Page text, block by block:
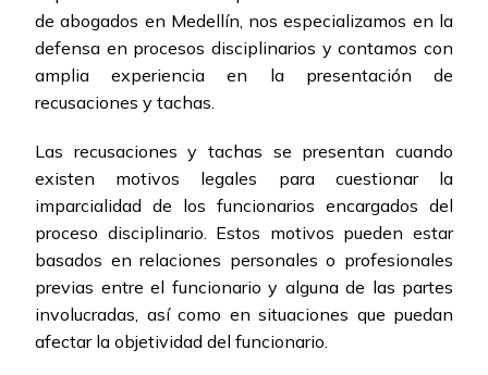
de abogados en Medellín, nos especializamos en la
defensa en procesos disciplinarios y contamos con
amplia experiencia en la presentación de
recusaciones y tachas.
Las recusaciones y tachas se presentan cuando
existen motivos legales para cuestionar la
imparcialidad de los funcionarios encargados del
proceso disciplinario. Estos motivos pueden estar
basados en relaciones personales o profesionales
previas entre el funcionario y alguna de las partes
involucradas, así como en situaciones que puedan
afectar la objetividad del funcionario.